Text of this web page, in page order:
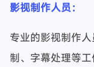
影视制作人员：
专业的影视制作
制、字幕处理等